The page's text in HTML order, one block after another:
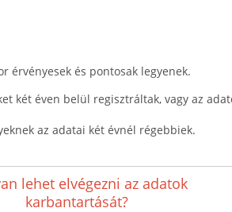
érvényesek és pontosak legyenek.
két éven belül regisztráltak, vagy az
az adatai két évnél régebbiek.
lehet elvégezni az adatok
karbantartását?